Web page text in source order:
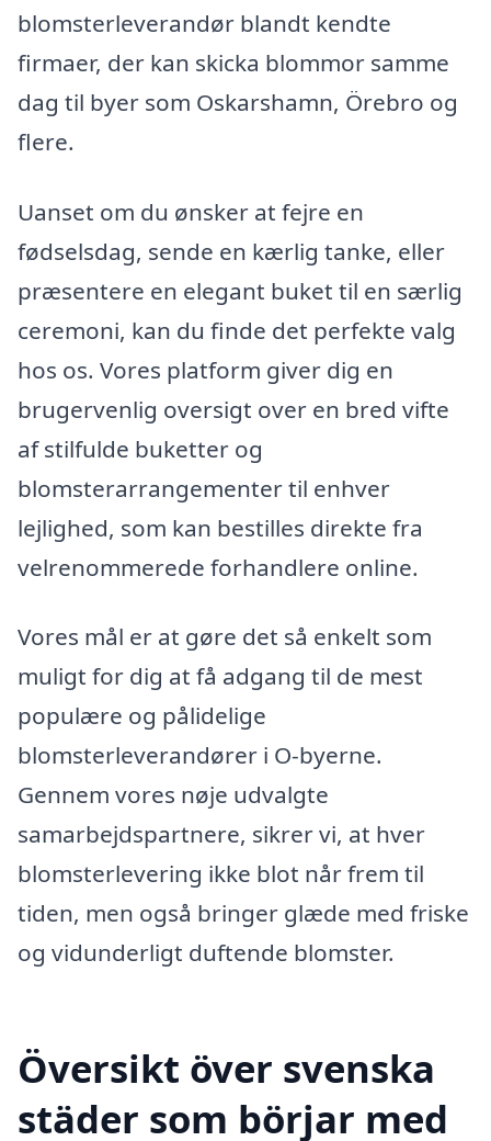
blomsterleverandør blandt kendte
firmaer, der kan skicka blommor samme
dag til byer som Oskarshamn, Örebro og
flere.
Uanset om du ønsker at fejre en
fødselsdag, sende en kærlig tanke, eller
præsentere en elegant buket til en særlig
ceremoni, kan du finde det perfekte valg
hos os. Vores platform giver dig en
brugervenlig oversigt over en bred vifte
af stilfulde buketter og
blomsterarrangementer til enhver
lejlighed, som kan bestilles direkte fra
velrenommerede forhandlere online.
Vores mål er at gøre det så enkelt som
muligt for dig at få adgang til de mest
populære og pålidelige
blomsterleverandører i O-byerne.
Gennem vores nøje udvalgte
samarbejdspartnere, sikrer vi, at hver
blomsterlevering ikke blot når frem til
tiden, men også bringer glæde med friske
og vidunderligt duftende blomster.
Översikt över svenska
städer som börjar med